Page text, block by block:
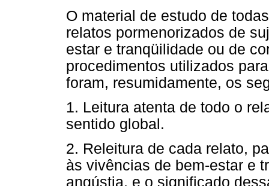
O material de estudo de
relatos pormenorizados de
estar e tranqüilidade ou de
procedimentos utilizados
foram, resumidamente, os
1. Leitura atenta de todo o
sentido global.
2. Releitura de cada relato,
às vivências de bem-estar e
angústia, e o significado